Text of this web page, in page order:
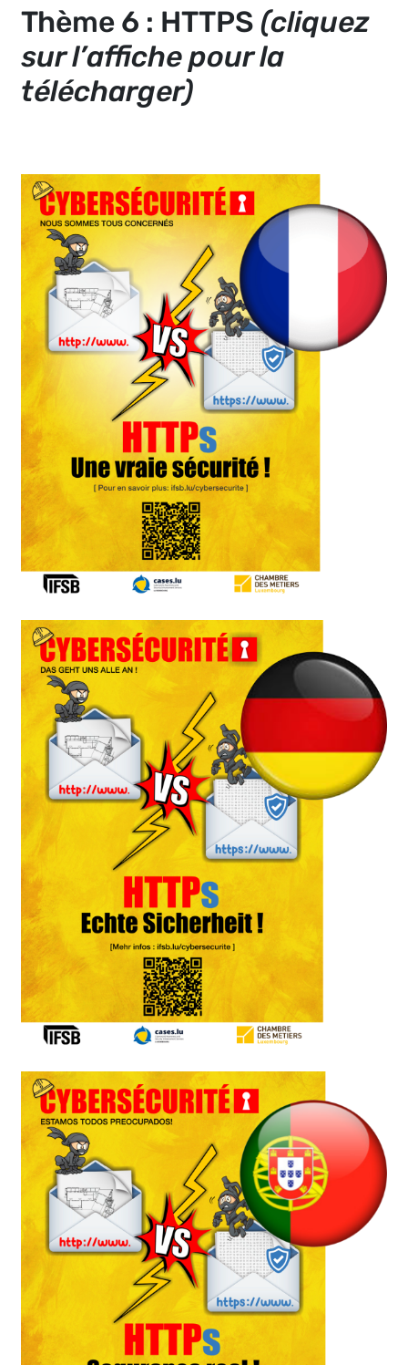
Thème 6 : HTTPS(cliquez
sur l’affiche pour la
télécharger)